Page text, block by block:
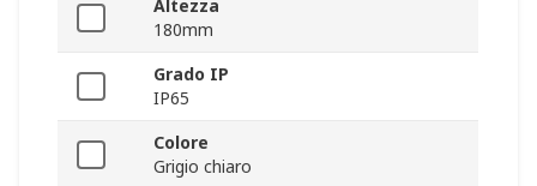
Altezza
180mm
Grado IP
IP65
Colore
Grigio chiaro